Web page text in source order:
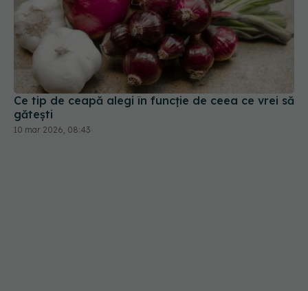
Ce tip de ceapă alegi în funcție de ceea ce vrei să
gătești
10 mar 2026, 08:43